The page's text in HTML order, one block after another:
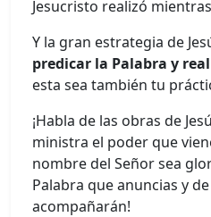
Jesucristo realizó
Y la gran estrategia de
predicar la Palabra y
esta sea también tu
¡Habla de las obras de
ministra el poder que
nombre del Señor sea
Palabra que anuncias y
acompañarán!